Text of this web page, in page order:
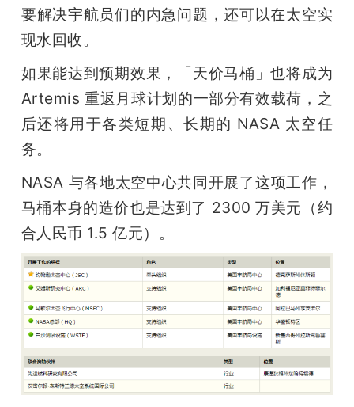
要解决宇航员们的内急问题，还可以在太空实
现水回收。
如果能达到预期效果，「天价马桶」也将成为
Artemis 重返月球计划的一部分有效载荷，之
后还将用于各类短期、长期的 NASA 太空任
务。
NASA 与各地太空中心共同开展了这项工作，
马桶本身的造价也是达到了 2300 万美元（约
合人民币 1.5 亿元）。